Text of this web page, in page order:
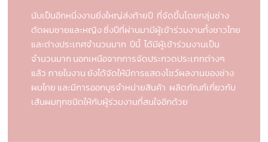
นับเป็นอีกหนึ่งงานยิ่งใหญ่ส่งท้ายปี ที่จัดขึ้นโดยกลุ่มช่าง
ตัดผมชายและหญิง ซึ่งปีที่ผ่านมามีผู้เข้าร่วมงานทั้งชาวไทย
และต่างประเทศจำนวนมาก ปีนี้ ได้มีผู้เข้าร่วมงานเป็น
จำนวนมาก นอกเหนือจากการจัดประกวดประเภทต่างๆ
แล้ว ภายในงาน ยังได้จัดให้มีการแสดงโชว์ผลงานของช่าง
ผมไทย และมีการออกบูธจำหน่ายสินค้า ผลิตภัณฑ์เกี่ยวกับ
เส้นผมทุกชนิดให้กับผู้ร่วมงานที่สนใจอีกด้วย